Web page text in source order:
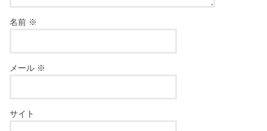
名前 ※
メール ※
サイト